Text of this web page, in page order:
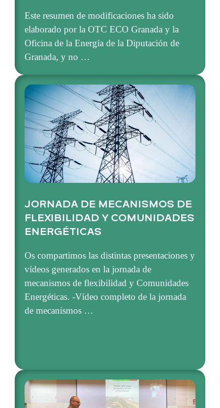
Este resumen de modificaciones ha sido
elaborado por la OTC ECO Granada y la
Oficina de la Energía de la Diputación de
Granada, y no …
JORNADA DE MECANISMOS DE
FLEXIBILIDAD Y COMUNIDADES
ENERGÉTICAS
Os compartimos las distintas presentaciones y
vídeos generados en la jornada de
mecanismos de flexibilidad y Comunidades
Energéticas. -Vídeo completo de la jornada
de mecanismos …